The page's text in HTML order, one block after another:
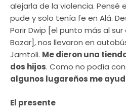
alejarla de la violencia. Pensé
pude y solo tenía fe en Alá.
Porir Dwip [el punto más al sur
Bazar], nos llevaron en
Jamtoli. Me dieron una
dos hijos. Como no podía
algunos lugareños me
El presente